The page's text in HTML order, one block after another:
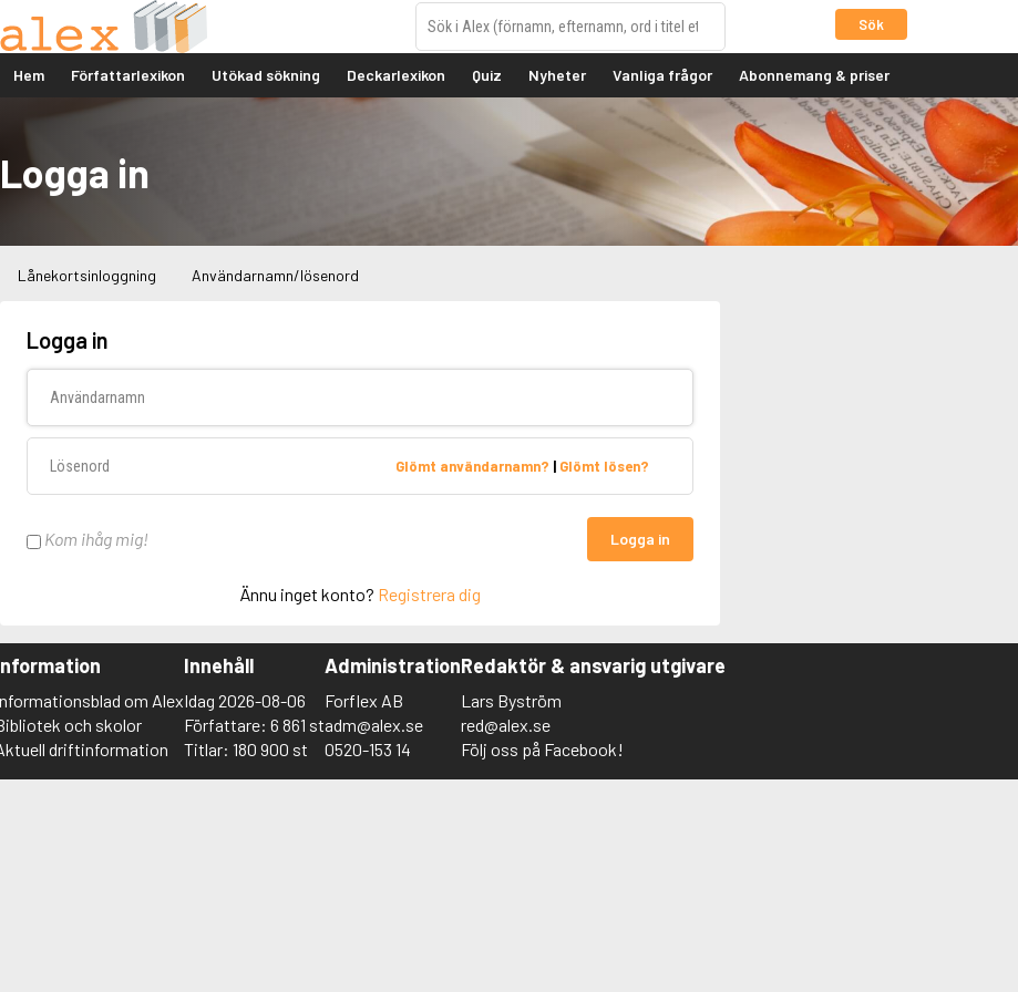
Sök
Hem Författarlexikon Utökad sökning Deckarlexikon Quiz Nyheter Vanliga frågor Abonnemang & priser
Logga in
Lånekortsinloggning Användarnamn/lösenord
Logga in
Glömt användarnamn? | Glömt lösen?
Kom ihåg mig! Logga in
Ännu inget konto? Registrera dig
om Alex
och skolor
driftinformation
Innehåll
Idag 2026-08-06
Författare: 6 861 st
Titlar: 180 900 st
Administration
Forflex AB
adm@alex.se
0520-153 14
Redaktör & ansvarig utgivare
Lars Byström
red@alex.se
Följ oss på Facebook!